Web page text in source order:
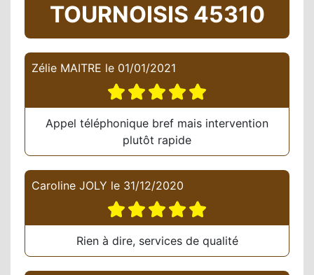
TOURNOISIS 45310
Zélie MAITRE le 01/01/2021
Appel téléphonique bref mais intervention
plutôt rapide
Caroline JOLY le 31/12/2020
Rien à dire, services de qualité